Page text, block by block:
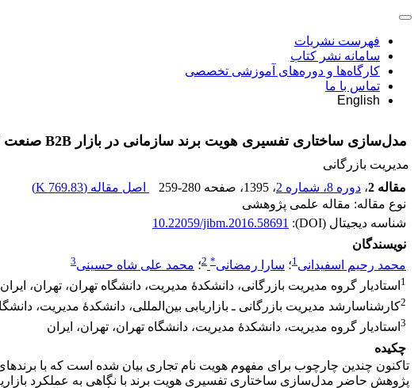
فهرست نشریات
سامانه نشر کتاب
کارگاه‌ها و دوره‌های آموزشی تخصصی
تماس با ما
English
مدل‌سازی ساختاری تفسیری هویت برند سازمانی در بازار B2B صنعت IT با نگاهی به عملکرد بازاریابی
مدیریت بازرگانی
مقاله 2
، دوره 8، شماره 2 ، 1395 ، صفحه 259-280 اصل مقاله (769.83 K
)
نوع مقاله: مقاله علمی پژوهشی
شناسه دیجیتال (DOI):
10.22059/jibm.2016.58691
نویسندگان
محمد رحیم اسفیدانی1؛ سارا رمضانی*
2؛ محمد علی شاه حسینی3
1 استادیار گروه مدیریت بازرگانی، دانشکدۀ مدیریت، دانشگاه تهران، تهران، ایران
2کارشناس‎ارشد مدیریت بازرگانی ـ بازاریابی بین‌المللی، دانشکدۀ مدیریت، دانشگاه تهران، تهران، ایران
3 استادیار گروه مدیریت، دانشکدۀ مدیریت، دانشگاه تهران، تهران، ایران
چکیده